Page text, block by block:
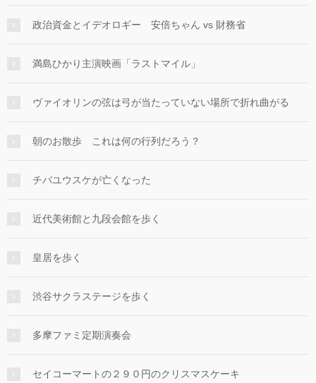
政治資金とイデオロギー 安倍ちゃん vs 財務省
満島ひかり主演映画「ラストマイル」
ヴァイオリンの弦は弓が当たっていない場所で折れ曲がる
朝のお散歩 これは何の行列だろう？
チバユウスケが亡くなった
近代美術館と九段会館を歩く
皇居を歩く
渋谷サクラステージを歩く
多摩ファミ定期演奏会
セイコーマートの２９０円のクリスマスケーキ